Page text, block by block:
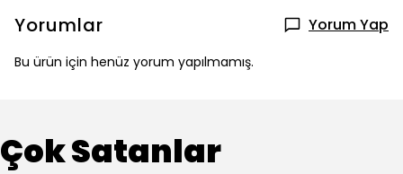
Yorumlar Yorum Yap
Bu ürün için henüz yorum yapılmamış.
Çok Satanlar